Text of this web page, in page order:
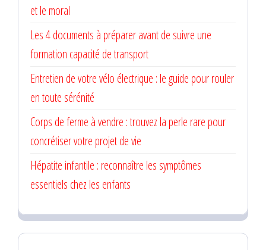
et le moral
Les 4 documents à préparer avant de suivre une
formation capacité de transport
Entretien de votre vélo électrique : le guide pour rouler
en toute sérénité
Corps de ferme à vendre : trouvez la perle rare pour
concrétiser votre projet de vie
Hépatite infantile : reconnaître les symptômes
essentiels chez les enfants